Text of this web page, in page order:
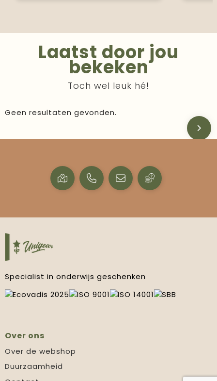
Laatst door jou
bekeken
Toch wel leuk hé!
Geen resultaten gevonden.
Specialist in onderwijs geschenken
Over ons
Over de webshop
Duurzaamheid